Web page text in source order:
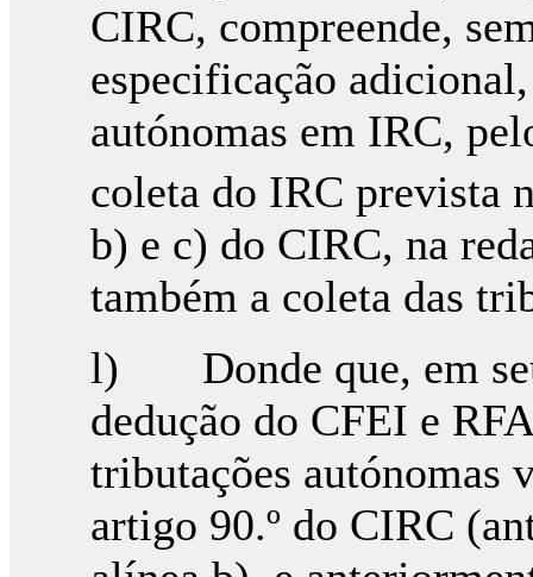
CIRC, compreende,
especificação
autónomas em IRC,
coleta do IRC prevista
b) e c) do CIRC, na
também a coleta das
l) Donde que, em seu
dedução do CFEI e
tributações autónomas
artigo 90.º do CIRC